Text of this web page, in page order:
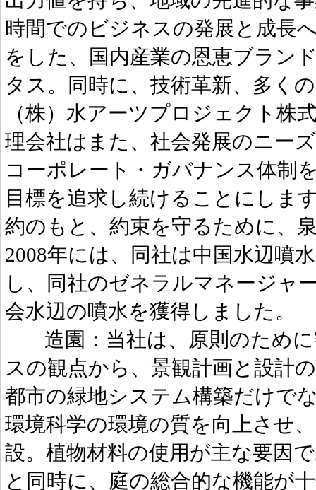
時間でのビジネスの発展と成長
をした、国内産業の恩恵ブラン
タス。同時に、技術革新、多く
（株）水アーツプロジェクト株
理会社はまた、社会発展のニー
コーポレート・ガバナンス体制
目標を追求し続けることにしま
約のもと、約束を守るために、
2008年には、同社は中国水辺噴
し、同社のゼネラルマネージャ
会水辺の噴水を獲得しました。
造園：当社は、原則のために
スの観点から、景観計画と設計
都市の緑地システム構築だけで
環境科学の環境の質を向上させ
設。植物材料の使用が主な要因
と同時に、庭の総合的な機能が